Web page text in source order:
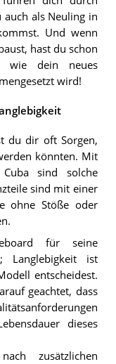
auch als Neuling in
Und wenn
hast du schon
wie dein neues
wird!
du dir oft Sorgen,
könnten. Mit
sind solche
sind mit einer
ohne Stöße oder
für seine
Langlebigkeit ist
entscheidest.
geachtet, dass
dieses
zusätzlichen